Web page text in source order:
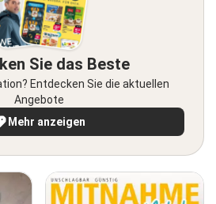
Sie das Beste
Entdecken Sie die aktuellen
Angebote
Mehr anzeigen